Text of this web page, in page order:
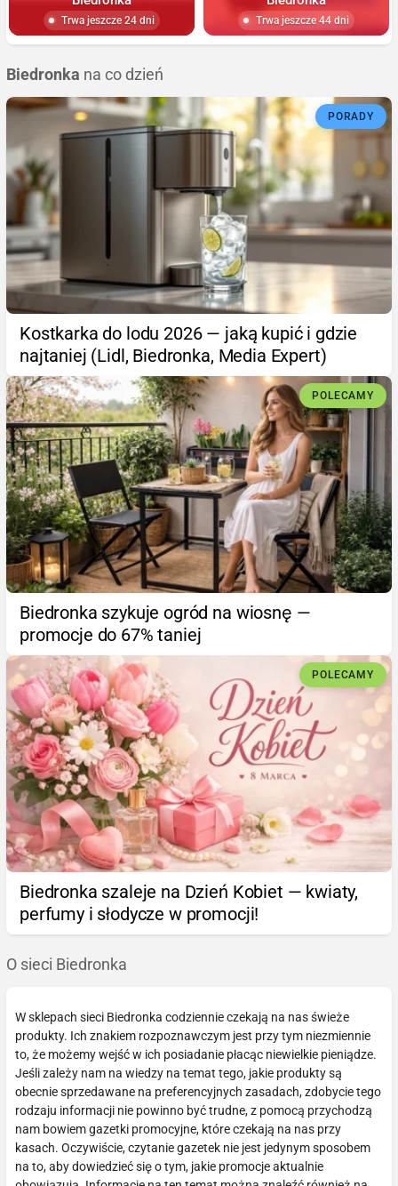
Trwa jeszcze 24 dni Trwa jeszcze 44 dni
Biedronka na co dzień
PORADY
Kostkarka do lodu 2026 — jaką kupić i gdzie
najtaniej (Lidl, Biedronka, Media Expert)
POLECAMY
Biedronka szykuje ogród na wiosnę —
promocje do 67% taniej
POLECAMY
Biedronka szaleje na Dzień Kobiet — kwiaty,
perfumy i słodycze w promocji!
O sieci Biedronka
W sklepach sieci Biedronka codziennie czekają na nas świeże
produkty. Ich znakiem rozpoznawczym jest przy tym niezmiennie
to, że możemy wejść w ich posiadanie płacąc niewielkie pieniądze.
Jeśli zależy nam na wiedzy na temat tego, jakie produkty są
obecnie sprzedawane na preferencyjnych zasadach, zdobycie tego
rodzaju informacji nie powinno być trudne, z pomocą przychodzą
nam bowiem gazetki promocyjne, które czekają na nas przy
kasach. Oczywiście, czytanie gazetek nie jest jedynym sposobem
na to, aby dowiedzieć się o tym, jakie promocje aktualnie